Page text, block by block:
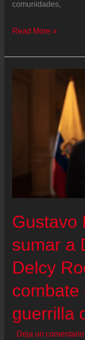
comunidades,
La
recrudecida
Colombia
Read More »
Gustavo
sumar a
Delcy
combate
guerrilla
Deja un comentario